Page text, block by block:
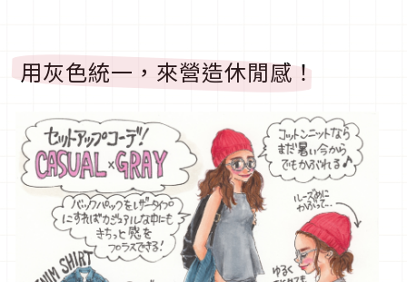
用灰色統一，來營造休閒感！